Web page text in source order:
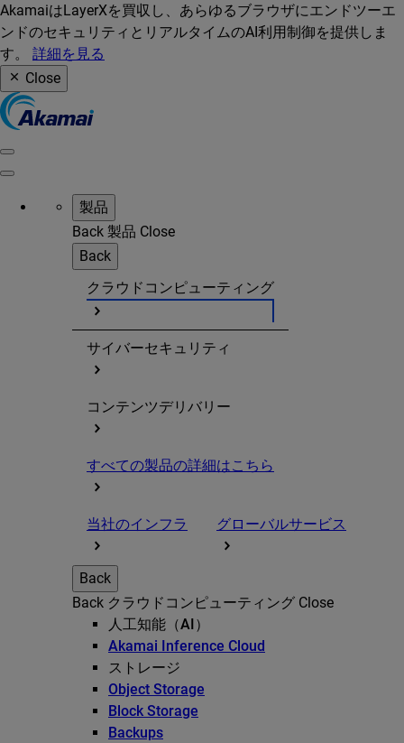
AkamaiはLayerXを買収し、あらゆるブラウザにエンドツーエ
ンドのセキュリティとリアルタイムのAI利用制御を提供しま
す。 詳細を見る
Close
製品
Back 製品 Close
Back
クラウドコンピューティング
サイバーセキュリティ
コンテンツデリバリー
すべての製品の詳細はこちら
当社のインフラ グローバルサービス
Back
Back クラウドコンピューティング Close
人工知能（AI）
Akamai Inference Cloud
ストレージ
Object Storage
Block Storage
Backups